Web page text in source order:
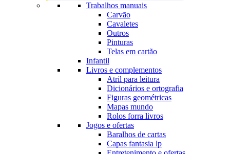
Trabalhos manuais
Carvão
Cavaletes
Outros
Pinturas
Telas em cartão
Infantil
Livros e complementos
Atril para leitura
Dicionários e ortografia
Figuras geométricas
Mapas mundo
Rolos forra livros
Jogos e ofertas
Baralhos de cartas
Capas fantasia lp